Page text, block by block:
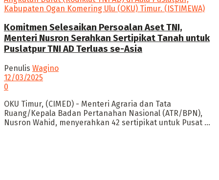
Komitmen Selesaikan Persoalan Aset TNI,
Menteri Nusron Serahkan Sertipikat Tanah untuk
Puslatpur TNI AD Terluas se-Asia
Penulis Wagino
12/03/2025
0
OKU Timur, (CIMED) - Menteri Agraria dan Tata
Ruang/Kepala Badan Pertanahan Nasional (ATR/BPN),
Nusron Wahid, menyerahkan 42 sertipikat untuk Pusat ...